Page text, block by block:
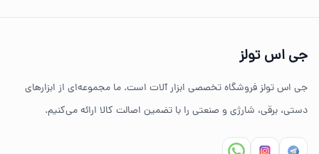
ضمانت اصالت کالا
مشاوره تخصصی خرید ابزار
جی اس تولز
جی اس تولز فروشگاه تخصصی ابزار آلات است. ما مجموعه‌ای از ابزارهای
دستی، برقی، شارژی و صنعتی را با تضمین اصالت کالا ارائه می‌کنیم.